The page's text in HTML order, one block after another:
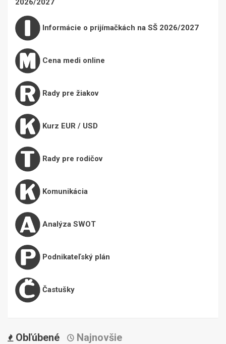
2026/2027
Informácie o prijímačkách na SŠ 2026/2027
Cena medi online
Rady pre žiakov
Kurz EUR / USD
Rady pre rodičov
Komunikácia
Analýza SWOT
Podnikateľský plán
Častušky
Obľúbené Najnovšie